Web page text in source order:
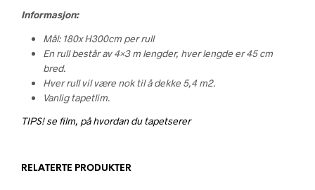
Informasjon:
Mål: 180x H300cm per rull
En rull består av 4×3 m lengder, hver lengde er 45 cm
bred.
Hver rull vil være nok til å dekke 5,4 m2.
Vanlig tapetlim.
TIPS! se film, på hvordan du tapetserer
RELATERTE PRODUKTER